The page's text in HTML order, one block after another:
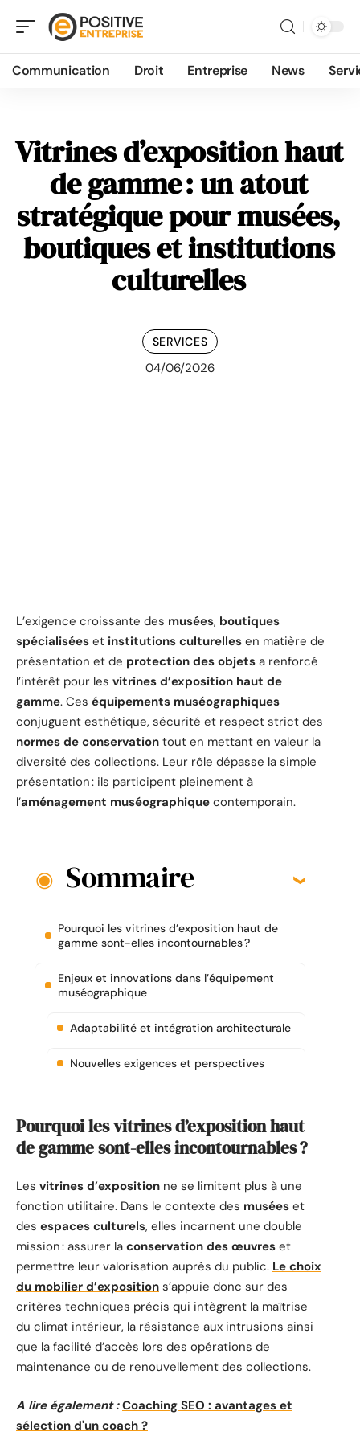
Communication Droit Entreprise News
Vitrines d’exposition haut
de gamme : un atout
stratégique pour musées,
boutiques et institutions
culturelles
SERVICES
04/06/2026
L’exigence croissante des musées, boutiques
spécialisées et institutions culturelles en matière de
présentation et de protection des objets a renforcé
l’intérêt pour les vitrines d’exposition haut de
gamme. Ces équipements muséographiques
conjuguent esthétique, sécurité et respect strict des
normes de conservation tout en mettant en valeur la
diversité des collections. Leur rôle dépasse la simple
présentation : ils participent pleinement à
l’aménagement muséographique contemporain.
Sommaire
Pourquoi les vitrines d’exposition haut de
gamme sont-elles incontournables ?
Enjeux et innovations dans l’équipement
muséographique
Adaptabilité et intégration architecturale
Nouvelles exigences et perspectives
Pourquoi les vitrines d’exposition haut
de gamme sont-elles incontournables ?
Les vitrines d’exposition ne se limitent plus à une
fonction utilitaire. Dans le contexte des musées et
des espaces culturels, elles incarnent une double
mission : assurer la conservation des œuvres et
permettre leur valorisation auprès du public. Le choix
du mobilier d’exposition s’appuie donc sur des
critères techniques précis qui intègrent la maîtrise
du climat intérieur, la résistance aux intrusions ainsi
que la facilité d’accès lors des opérations de
maintenance ou de renouvellement des collections.
A lire également : Coaching SEO : avantages et
sélection d'un coach ?